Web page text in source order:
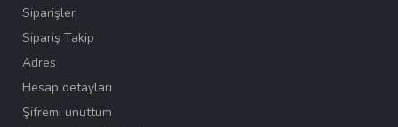
Siparişler
Sipariş Takip
Adres
Hesap detayları
Şifremi unuttum